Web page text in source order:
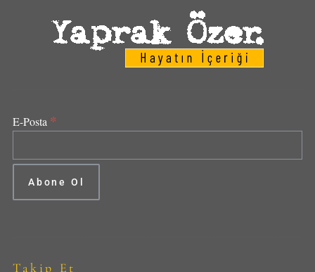
E-Posta *
Takip Et